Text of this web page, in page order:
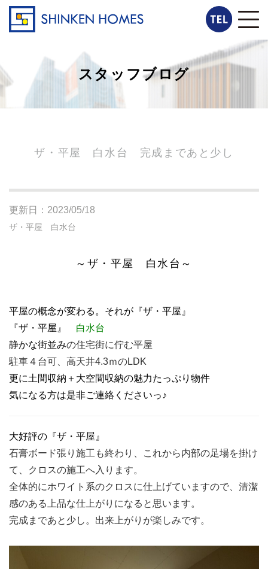
スタッフブログ
ザ・平屋 白水台 完成まであと少し
更新日：2023/05/18
ザ・平屋 白水台
～ザ・平屋 白水台～
平屋の概念が変わる。それが『ザ・平屋』
『ザ・平屋』 白水台
静かな街並みの住宅街に佇む平屋
駐車４台可、高天井4.3ｍのLDK
更に土間収納＋大空間収納の魅力たっぷり物件
気になる方は是非ご連絡くださいっ♪
大好評の『ザ・平屋』
石膏ボード張り施工も終わり、これから内部の足場を掛け
て、クロスの施工へ入ります。
全体的にホワイト系のクロスに仕上げていますので、清潔
感のある上品な仕上がりになると思います。
完成まであと少し。出来上がりが楽しみです。